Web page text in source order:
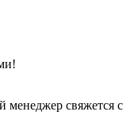
свяжется с